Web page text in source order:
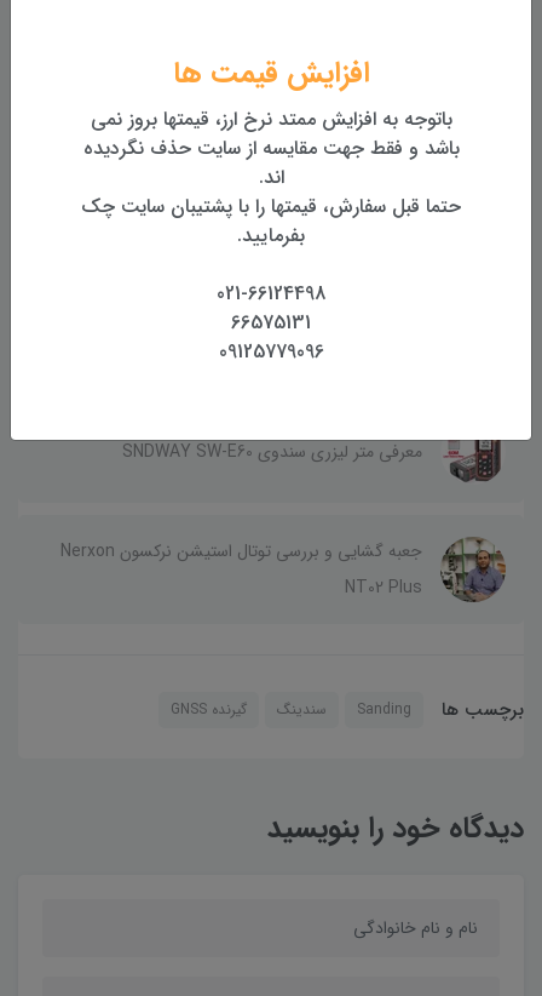
همچنین بخوانید...
آموزش نحوه بررسی فعال یا غیر فعال بودن سامانه شمیم
جعبه گشایی متر لیزری لایکا Leica D510 پک
معرفی متر لیزری سندوی SNDWAY SW-E60
جعبه گشایی و بررسی توتال استیشن نرکسون Nerxon
NT02 Plus
برچسب ها Sanding سندینگ گیرنده GNSS
دیدگاه خود را بنویسید
افزایش قیمت ها
باتوجه به افزایش ممتد نرخ ارز، قیمتها بروز نمی
باشد و فقط جهت مقایسه از سایت حذف نگردیده
اند.
حتما قبل سفارش، قیمتها را با پشتیبان سایت چک
بفرمایید.
021-66124498
66575131
09125779096